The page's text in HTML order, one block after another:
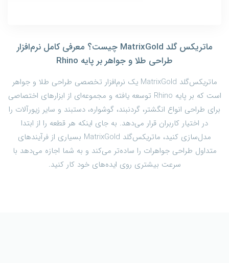
ماتریکس گلد MatrixGold چیست؟ معرفی کامل نرم‌افزار
طراحی طلا و جواهر بر پایه Rhino
ماتریکس‌گلد MatrixGold یک نرم‌افزار تخصصی طراحی طلا و جواهر
است که بر پایه Rhino توسعه یافته و مجموعه‌ای از ابزارهای اختصاصی
برای طراحی انواع انگشتر، گردنبند، گوشواره، دستبند و سایر زیورآلات را
در اختیار کاربران قرار می‌دهد. به جای اینکه هر قطعه را از ابتدا
مدل‌سازی کنید، ماتریکس‌گلد MatrixGold بسیاری از فرآیندهای
متداول طراحی جواهرات را ساده‌تر می‌کند و به شما اجازه می‌دهد با
سرعت بیشتری روی ایده‌های خود کار کنید.